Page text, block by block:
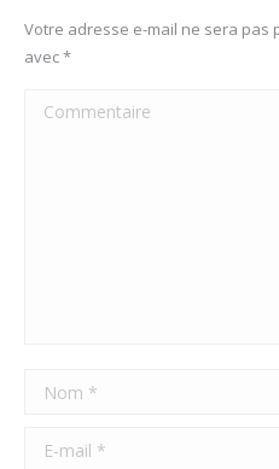
Votre adresse e-mail ne sera pas
avec*
Commentaire
Nom *
E-mail *